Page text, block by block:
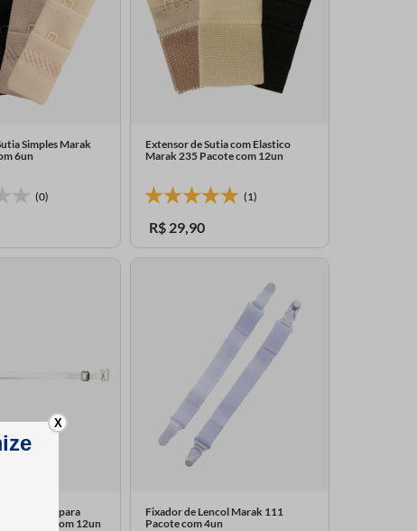
Simples Marak
6un
(0)
Extensor de Sutia com Elastico
Marak 235 Pacote com 12un
(1)
R$ 29,90
Removivel para
Pacote com 12un
Fixador de Lencol Marak 111
Pacote com 4un
X